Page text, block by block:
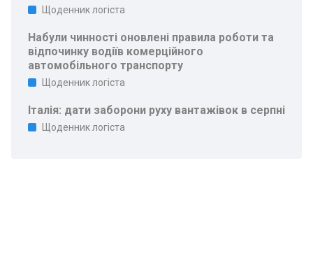
Щоденник логіста
Набули чинності оновлені правила роботи та
відпочинку водіїв комерційного
автомобільного транспорту
Щоденник логіста
Італія: дати заборони руху вантажівок в серпні
Щоденник логіста